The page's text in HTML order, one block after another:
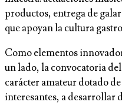
productos, entrega de
que apoyan la cultura
Como elementos
un lado, la convocatoria
carácter amateur dotado
interesantes, a desarrollar